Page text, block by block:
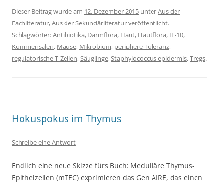
Dieser Beitrag wurde am 12. Dezember 2015 unterAus der
Fachliteratur,Aus der Sekundärliteraturveröffentlicht.
Schlagwörter:Antibiotika, Darmflora, Haut, Hautflora, IL-10,
Kommensalen, Mäuse, Mikrobiom, periphere Toleranz,
regulatorische T-Zellen,Säuglinge,Staphylococcus epidermis,Tregs.
Hokuspokus im Thymus
Schreibe eine Antwort
Endlich eine neue Skizze fürs Buch: Medulläre Thymus-
Epithelzellen (mTEC) exprimieren das Gen AIRE, das einen